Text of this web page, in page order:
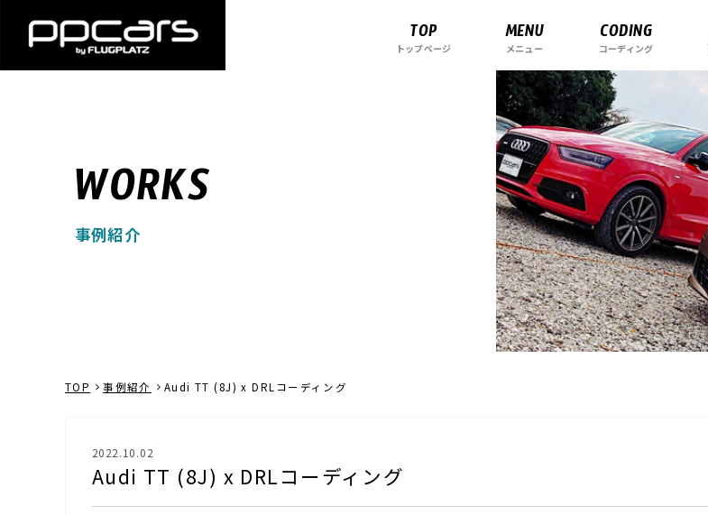
TOP
トップページ MENU
メニュー CODING
コーディング
WORKS
事例紹介
TOP 事例紹介 Audi TT (8J) x DRLコーディング
2022.10.02
Audi TT (8J) x DRLコーディング